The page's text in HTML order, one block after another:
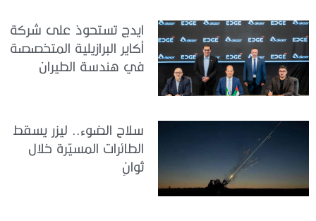
ايدج تستحوذ على شركة
أكاير البرازيلية المتخصصة
في هندسة الطيران
سلاح الضوء.. ليزر يسقط
الطائرات المسيّرة خلال
ثوانٍ